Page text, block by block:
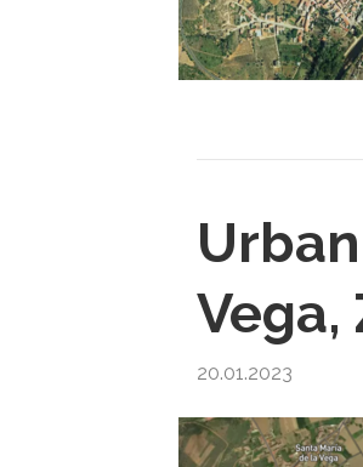
Vega,
20.01.2023